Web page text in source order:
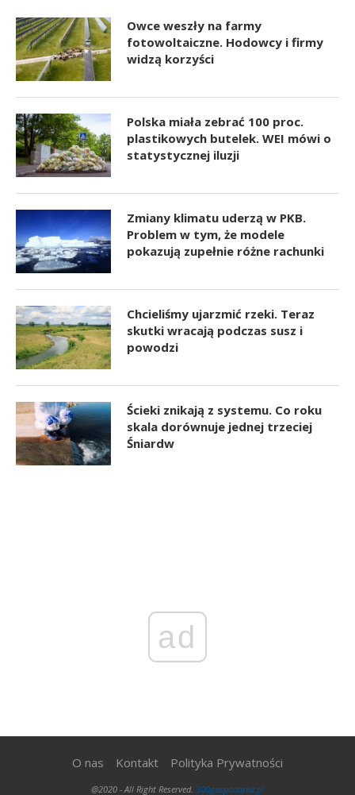
Owce weszły na farmy
fotowoltaiczne. Hodowcy i firmy
widzą korzyści
Polska miała zebrać 100 proc.
plastikowych butelek. WEI mówi o
statystycznej iluzji
Zmiany klimatu uderzą w PKB.
Problem w tym, że modele
pokazują zupełnie różne rachunki
Chcieliśmy ujarzmić rzeki. Teraz
skutki wracają podczas susz i
powodzi
Ścieki znikają z systemu. Co roku
skala dorównuje jednej trzeciej
Śniardw
ad
O nas Kontakt Polityka Prywatności
@2020 - All Right Reserved. 300gospodarka.pl